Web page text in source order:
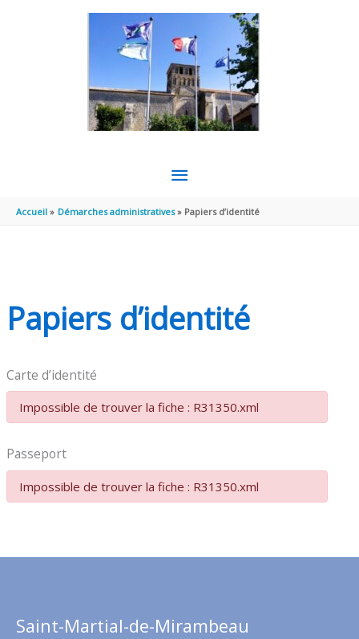
MENU
PRINCIPAL
Accueil Démarches administratives Papiers d’identité
Papiers d’identité
Carte d’identité
Impossible de trouver la fiche : R31350.xml
Passeport
Impossible de trouver la fiche : R31350.xml
Saint-Martial-de-Mirambeau